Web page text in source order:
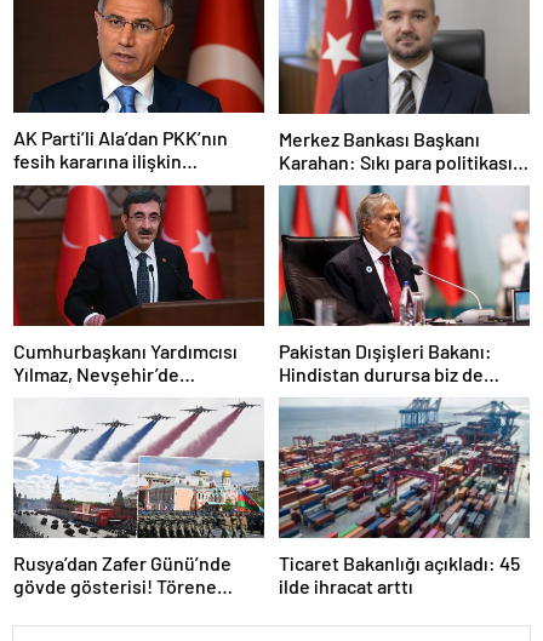
AK Parti’li Ala’dan PKK’nın
fesih kararına ilişkin
açıklama: Pazarlık söz konusu
değildir
Merkez Bankası Başkanı
Karahan: Sıkı para politikası
duruşumuz sürecek
Cumhurbaşkanı Yardımcısı
Yılmaz, Nevşehir’de
temaslarda bulundu! ‘Hiç
kimsenin tereddütü olmasın’
Pakistan Dışişleri Bakanı:
Hindistan durursa biz de
duracağız
Rusya’dan Zafer Günü’nde
gövde gösterisi! Törene
Ticaret Bakanlığı açıkladı: 45
ilde ihracat arttı